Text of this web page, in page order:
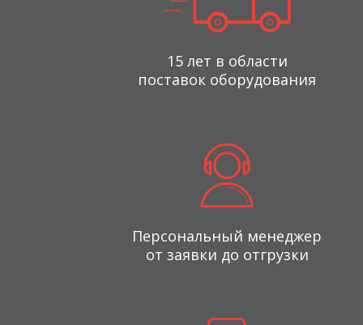
15 лет в области
поставок оборудования
Персональный менеджер
от заявки до отгрузки